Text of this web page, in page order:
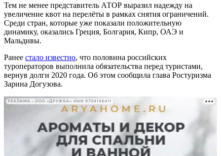
Тем не менее представитель АТОР выразил надежду на
увеличение квот на перелёты в рамках снятия ограничений.
Среди стран, которые уже показали положительную
динамику, оказались Греция, Болгария, Кипр, ОАЭ и
Мальдивы.
Ранее стало известно, что половина российских
туроператоров выполнила обязательства перед туристами,
вернув долги 2020 года. Об этом сообщила глава Ростуризма
Зарина Догузова.
РЕКЛАМА • ООО «ДРУЖБА» ИНН 9704146411